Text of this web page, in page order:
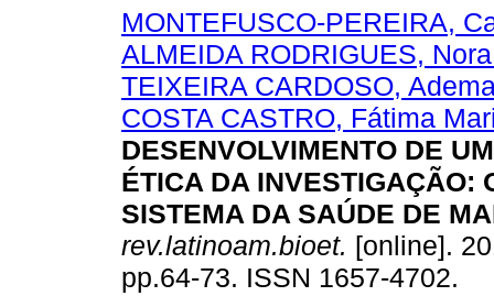
MONTEFUSCO-PEREIRA,
ALMEIDA RODRIGUES,
TEIXEIRA CARDOSO,
COSTA CASTRO, Fátima
DESENVOLVIMENTO DE
ÉTICA DA INVESTIGAÇÃO:
SISTEMA DA SAÚDE DE
rev.latinoam.bioet. [online].
pp.64-73. ISSN 1657-4702.